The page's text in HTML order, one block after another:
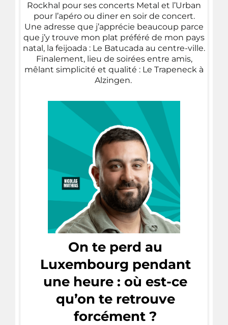
Rockhal pour ses concerts Metal et l’Urban
pour l’apéro ou diner en soir de concert.
Une adresse que j’apprécie beaucoup parce
que j’y trouve mon plat préféré de mon pays
natal, la feijoada : Le Batucada au centre-ville.
Finalement, lieu de soirées entre amis,
mêlant simplicité et qualité : Le Trapeneck à
Alzingen.
On te perd au
Luxembourg pendant
une heure : où est-ce
qu’on te retrouve
forcément ?